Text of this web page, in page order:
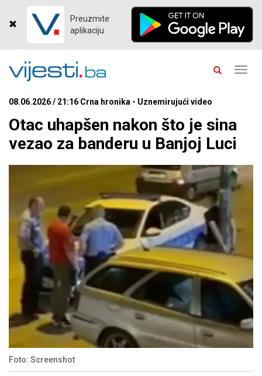
Preuzmite
aplikaciju
08.06.2026 / 21:16 Crna hronika - Uznemirujući video
Otac uhapšen nakon što je sina
vezao za banderu u Banjoj Luci
Foto: Screenshot